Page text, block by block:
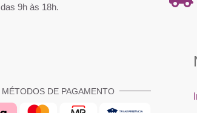
das 9h às 18h.
MÉTODOS DE PAGAMENTO